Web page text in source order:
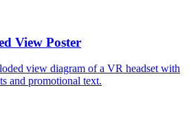
View Poster
view diagram of a VR headset with
and promotional text.